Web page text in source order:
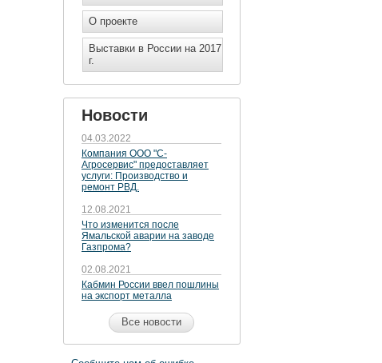
О проекте
Выставки в России на 2017
г.
Новости
04.03.2022
Компания ООО "С-
Агросервис" предоставляет
услуги: Производство и
ремонт РВД.
12.08.2021
Что изменится после
Ямальской аварии на заводе
Газпрома?
02.08.2021
Кабмин России ввел пошлины
на экспорт металла
Все новости